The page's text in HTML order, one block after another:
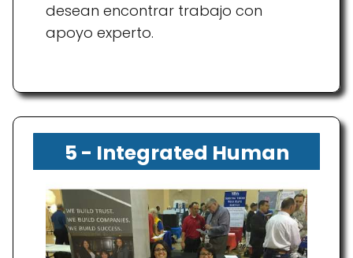
desean encontrar trabajo con
apoyo experto.
5 - Integrated Human
Capital